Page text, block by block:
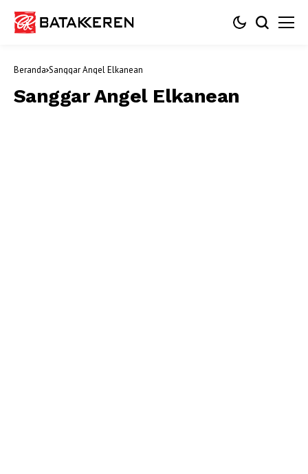
Beranda Sanggar Angel Elkanean
Sanggar Angel Elkanean